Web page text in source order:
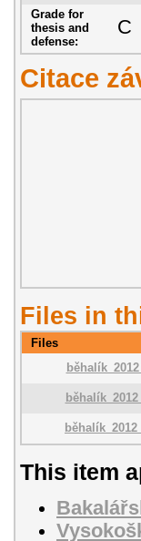
Grade for
thesis and
defense:
C
Citace
Files in
Files
This item